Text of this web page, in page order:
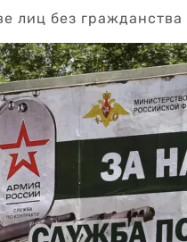
лиц без